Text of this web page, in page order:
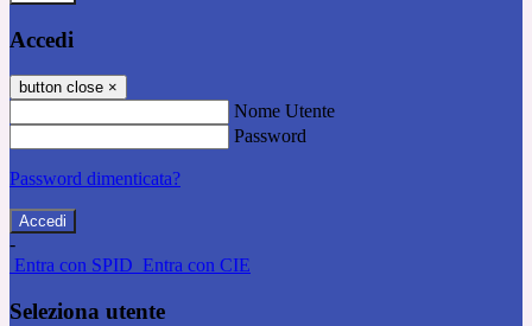
Accedi
button close ×
Nome Utente
Password
Password dimenticata?
-
Entra con SPID Entra con CIE
Seleziona utente